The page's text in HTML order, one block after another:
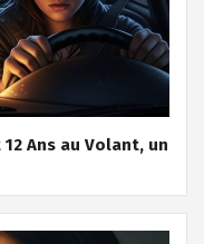
Ans au Volant, un